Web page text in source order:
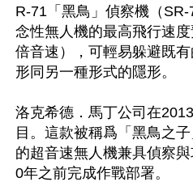
R-71「黑鳥」偵察機（
念性無人機的最高飛行速
倍音速），可輕易躲避既
形同另一種形式的隱形。
洛克希德．馬丁公司在
目。這款被稱爲「黑鳥之
的超音速無人機兼具偵察
0年之前完成作戰部署。